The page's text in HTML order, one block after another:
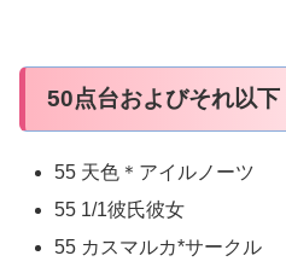
50点台およびそれ以下
55 天色＊アイルノーツ
55 1/1彼氏彼女
55 カスマルカ*サークル